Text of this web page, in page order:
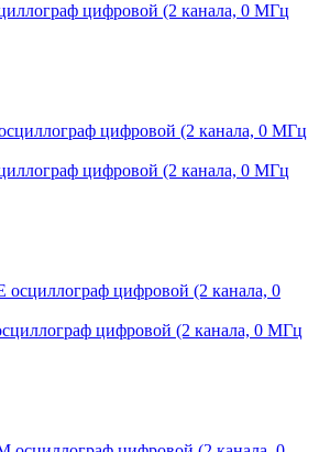
цифровой (2 канала, 0 МГц
цифровой (2 канала, 0 МГц
цифровой (2 канала, 0 МГц